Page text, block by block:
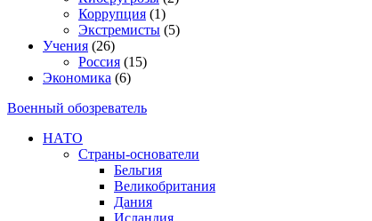
Коррупция (1)
Экстремисты (5)
Учения (26)
Россия (15)
Экономика (6)
Военный обозреватель
НАТО
Страны-основатели
Бельгия
Великобритания
Дания